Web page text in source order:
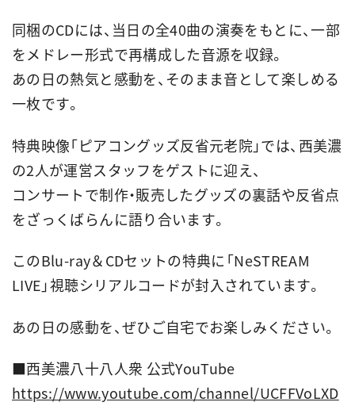
同梱のCDには、当日の全40曲の演奏をもとに、一部
をメドレー形式で再構成した音源を収録。
あの日の熱気と感動を、そのまま音として楽しめる
一枚です。
特典映像「ピアコングッズ反省元老院」では、西美濃
の2人が運営スタッフをゲストに迎え、
コンサートで制作・販売したグッズの裏話や反省点
をざっくばらんに語り合います。
このBlu-ray＆CDセットの特典に「NeSTREAM
LIVE」視聴シリアルコードが封入されています。
あの日の感動を、ぜひご自宅でお楽しみください。
■西美濃八十八人衆 公式YouTube
https://www.youtube.com/channel/UCFFVoLXD